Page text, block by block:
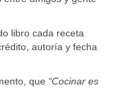
libro cada receta
autoría y fecha
que “Cocinar es